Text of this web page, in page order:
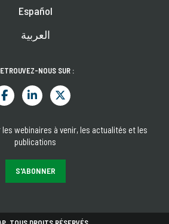
Español
العربية
NOUS SUR :
les webinaires à venir, les actualités et les
publications
S'ABONNER